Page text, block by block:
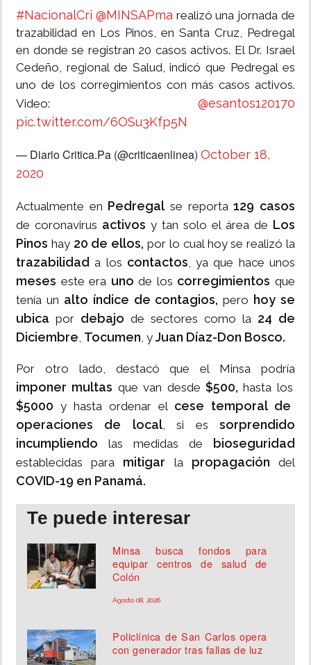
#NacionalCri @MINSAPma realizó una jornada de
trazabilidad en Los Pinos, en Santa Cruz, Pedregal
en donde se registran 20 casos activos. El Dr. Israel
Cedeño, regional de Salud, indicó que Pedregal es
uno de los corregimientos con más casos activos.
Video: @esantos120170
pic.twitter.com/6OSu3Kfp5N
— Diario Critica.Pa (@criticaenlinea) October 18,
2020
Actualmente en Pedregalse reporta129 casos
de coronavirus activos y tan solo el área de Los
Pinos hay 20 de ellos, por lo cual hoy se realizó la
trazabilidad a los contactos, ya que hace unos
meses este era uno de los corregimientosque
tenía un alto índice de contagios,pero hoy se
ubica por debajo de sectores como la 24 de
Diciembre, Tocumen, y Juan Díaz-Don Bosco.
Por otro lado, destacó que el Minsa podría
imponer multas que van desde $500, hasta los
$5000 y hasta ordenar el cese temporal de
operaciones de local, si essorprendido
incumpliendo las medidas de bioseguridad
establecidas para mitigar la propagacióndel
COVID-19 en Panamá.
Te puede interesar
Minsa busca fondos para
equipar centros de salud de
Colón
Agosto 08, 2026
Policlínica de San Carlos opera
con generador tras fallas de luz